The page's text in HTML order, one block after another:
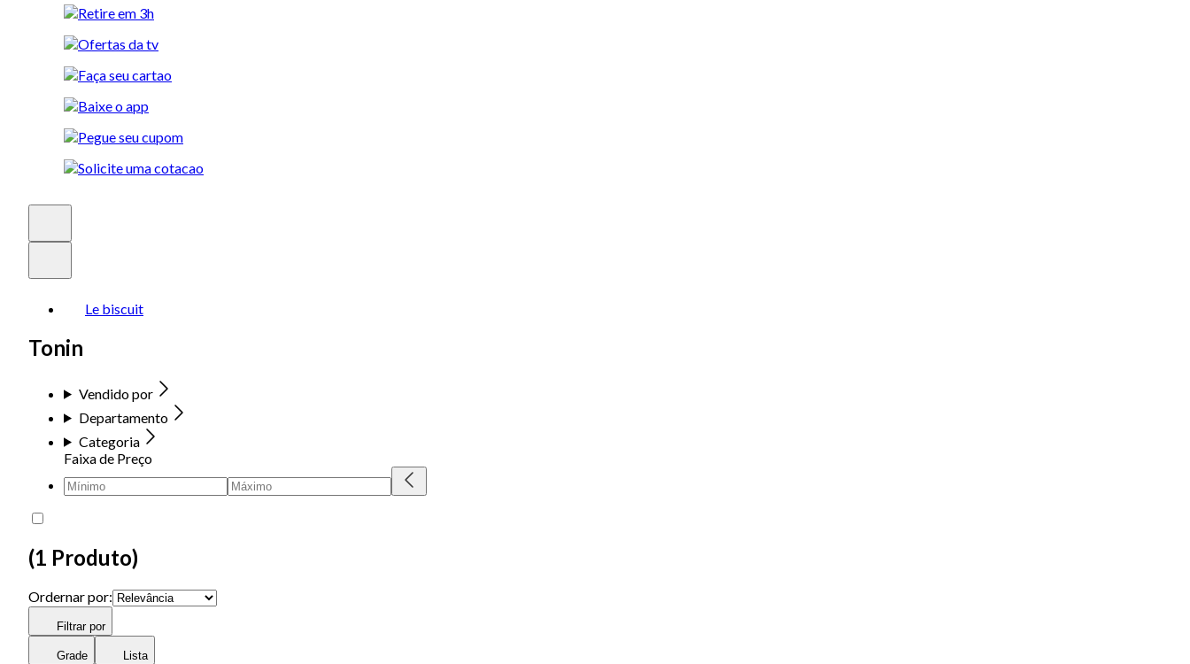
Le biscuit
Tonin
Vendido por
Departamento
Categoria
Faixa de Preço
(1 Produto)
Ordernar por:
Filtrar por
Grade Lista